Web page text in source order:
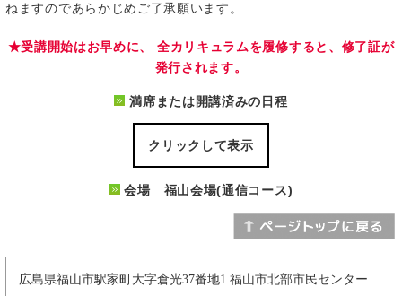
ねますのであらかじめご了承願います。
★受講開始はお早めに、 全カリキュラムを履修すると、修了証が
発行されます。
満席または開講済みの日程
クリックして表示
会場 福山会場(通信コース)
広島県福山市駅家町大字倉光37番地1 福山市北部市民センター